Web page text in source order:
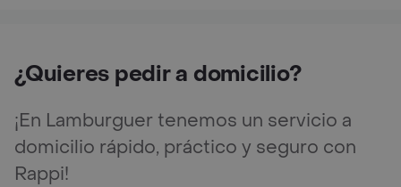
¿Quieres pedir a domicilio?
¡En Lamburguer tenemos un servicio a
domicilio rápido, práctico y seguro con
Rappi!